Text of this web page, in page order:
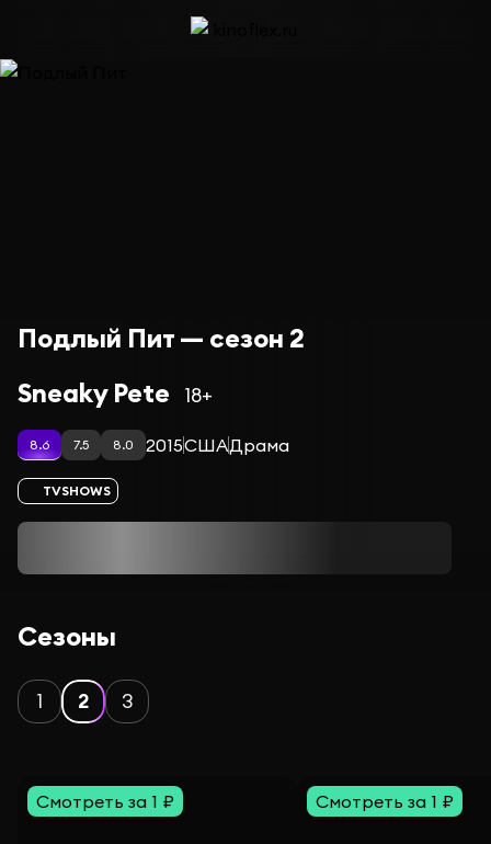
Подлый Пит — сезон 2
Sneaky Pete
18+
8.6 7.5 8.0 2015СШАДрама
TVSHOWS
Сезоны
1 2 3
Смотреть за 1 ₽ Смотреть за 1 ₽